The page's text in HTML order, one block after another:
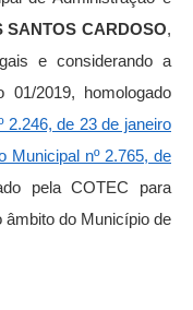
SANTOS CARDOSO,
e considerando a
01/2019, homologado
2.246, de 23 de janeiro
Municipal nº 2.765, de
pela COTEC para
do Município de